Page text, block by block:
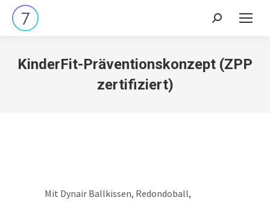
Search:
KinderFit-Präventionskonzept (ZPP
zertifiziert)
Mit Dynair Ballkissen, Redondoball,